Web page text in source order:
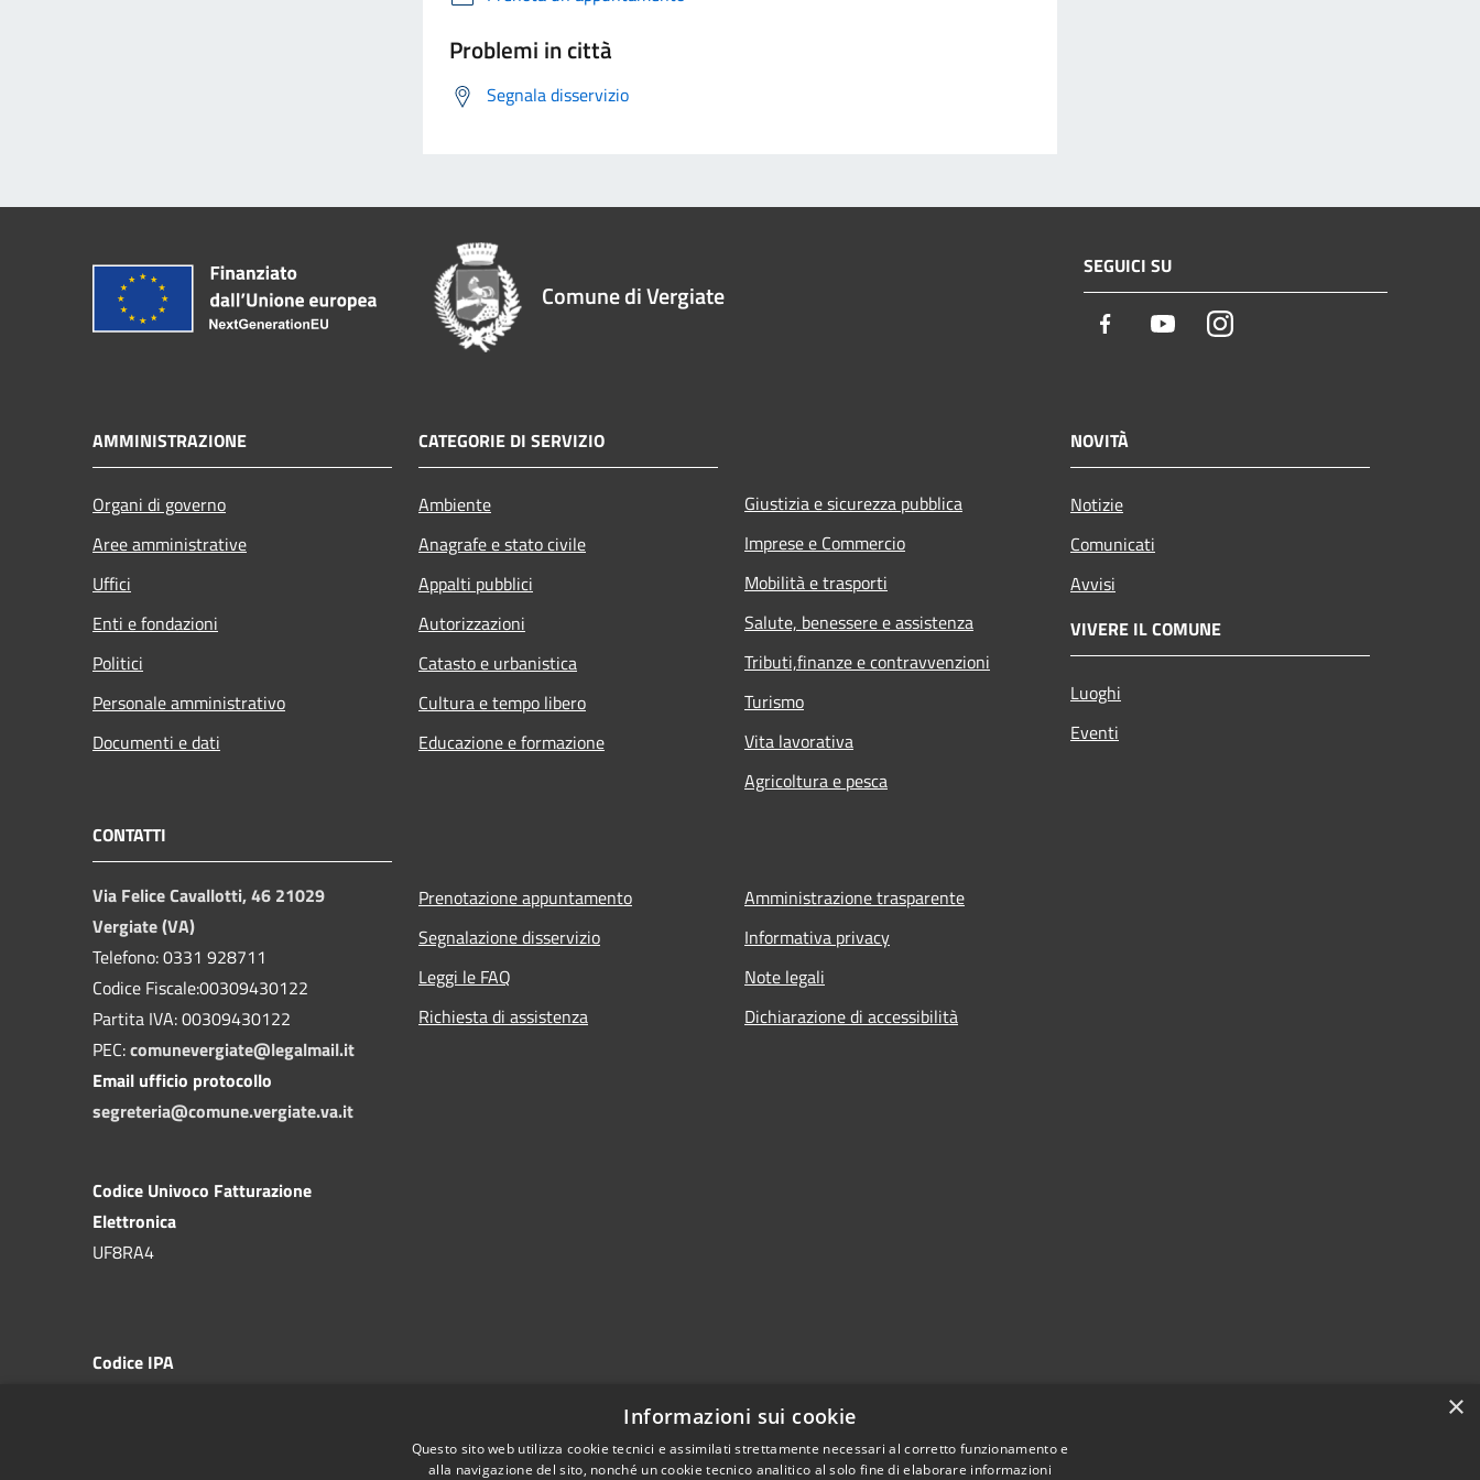
Problemi in città
Segnala disservizio
Comune di Vergiate
SEGUICI SU
Facebook YoutubeInstagram
AMMINISTRAZIONE
Organi di governo
Aree amministrative
Uffici
Enti e fondazioni
Politici
Personale amministrativo
Documenti e dati
CATEGORIE DI SERVIZIO
Ambiente
Anagrafe e stato civile
Appalti pubblici
Autorizzazioni
Catasto e urbanistica
Cultura e tempo libero
Educazione e formazione
Giustizia e sicurezza pubblica
Imprese e Commercio
Mobilità e trasporti
Salute, benessere e assistenza
Tributi,finanze e contravvenzioni
Turismo
Vita lavorativa
Agricoltura e pesca
NOVITÀ
Notizie
Comunicati
Avvisi
VIVERE IL COMUNE
Luoghi
Eventi
CONTATTI
Via Felice Cavallotti, 46 21029
Vergiate (VA)
Telefono: 0331 928711
Codice Fiscale:00309430122
Partita IVA: 00309430122
PEC:comunevergiate@legalmail.it
Email ufficio protocollo
segreteria@comune.vergiate.va.it
Codice Univoco Fatturazione
Elettronica
UF8RA4
Codice IPA
Prenotazione appuntamento
Segnalazione disservizio
Leggi le FAQ
Richiesta di assistenza
Amministrazione trasparente
Informativa privacy
Note legali
Dichiarazione di accessibilità
×
Informazioni sui cookie
Questo sito web utilizza cookie tecnici e assimilati strettamente necessari al corretto funzionamento e
alla navigazione del sito, nonché un cookie tecnico analitico al solo fine di elaborare informazioni